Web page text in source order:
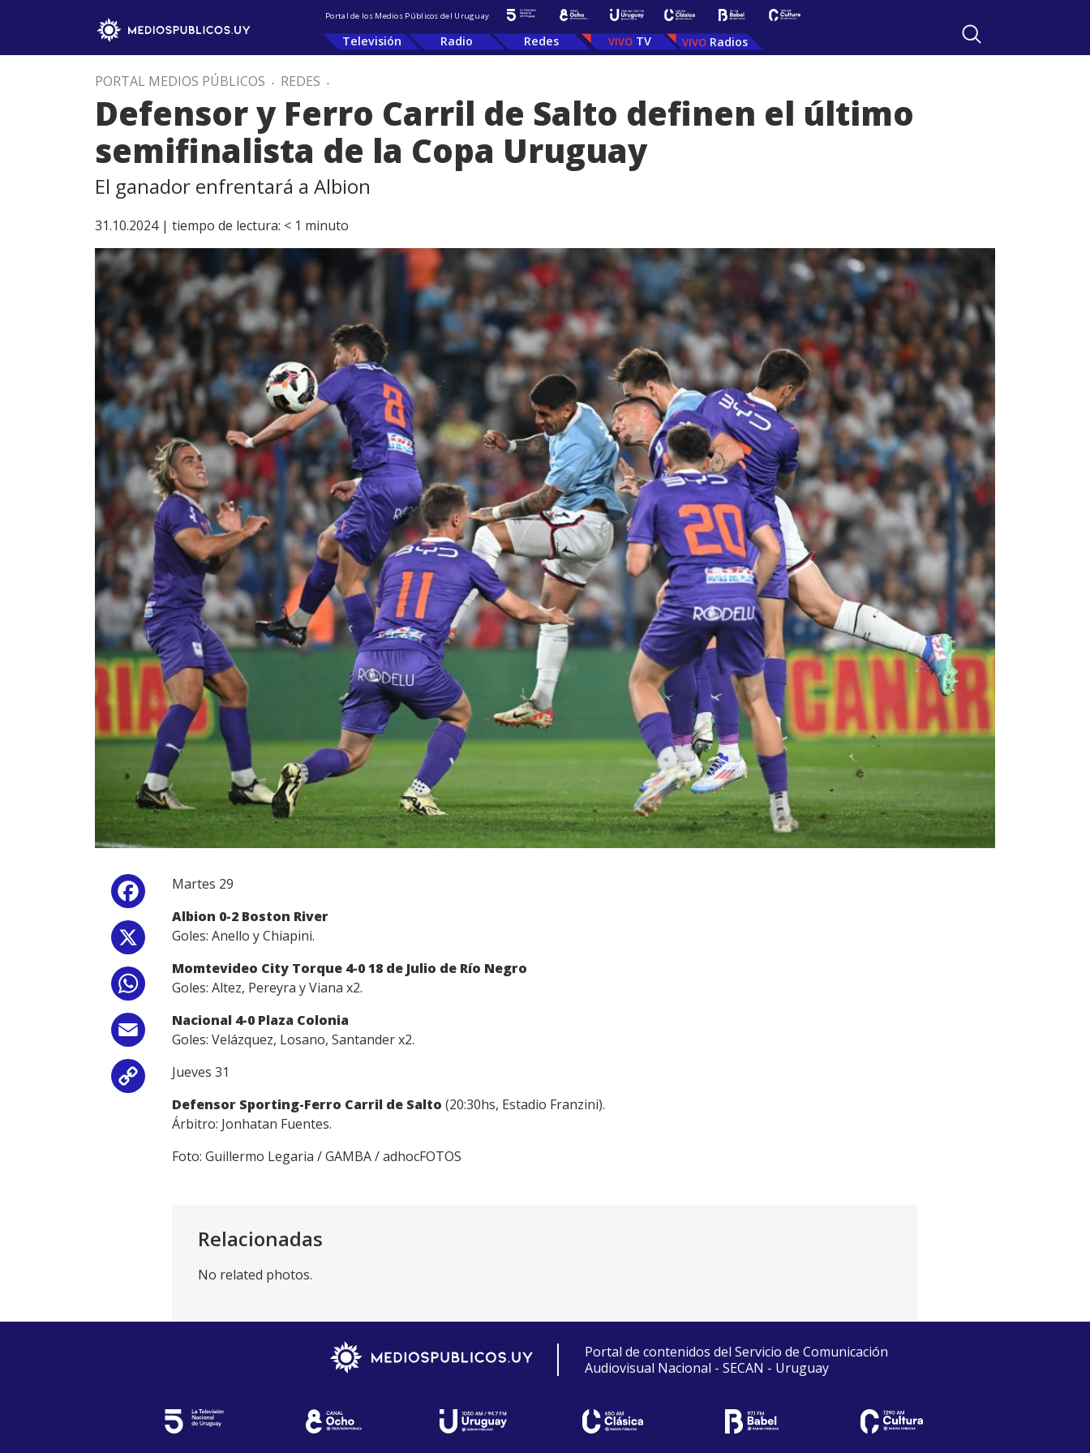
Portal de los Medios Públicos del Uruguay
Televisión Radio Redes TV Radios
PORTAL MEDIOS PÚBLICOS . REDES .
Defensor y Ferro Carril de Salto definen el último
semifinalista de la Copa Uruguay
El ganador enfrentará a Albion
31.10.2024 | tiempo de lectura: < 1 minuto
Facebook
WhatsApp
Email
Copy
Link
Martes 29
Albion 0-2 Boston River
Goles: Anello y Chiapini.
Momtevideo City Torque 4-0 18 de Julio de Río Negro
Goles: Altez, Pereyra y Viana x2.
Nacional 4-0 Plaza Colonia
Goles: Velázquez, Losano, Santander x2.
Jueves 31
Defensor Sporting-Ferro Carril de Salto (20:30hs, Estadio Franzini).
Árbitro: Jonhatan Fuentes.
Foto: Guillermo Legaria / GAMBA / adhocFOTOS
Relacionadas
No related photos.
Portal de contenidos del Servicio de Comunicación
Audiovisual Nacional - SECAN - Uruguay